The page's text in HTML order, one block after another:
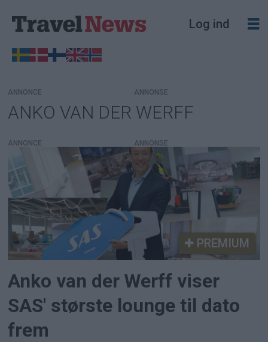
Log ind
Tag:
Anko
van
der
Werff
ANNONCE
ANKO VAN DER WERFF
ANNONCE
PREMIUM
Anko van der Werff viser
SAS' største lounge til dato
frem